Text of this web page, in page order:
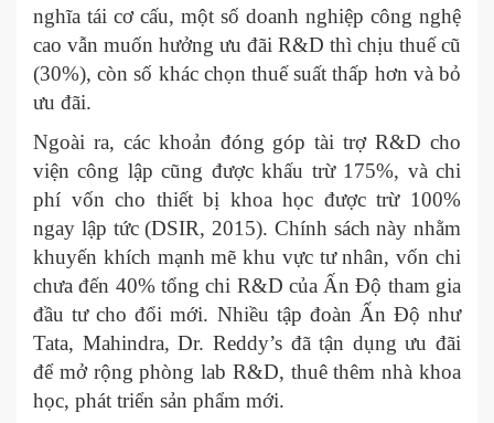
nghĩa tái cơ cấu, một số doanh nghiệp công nghệ
cao vẫn muốn hưởng ưu đãi R&D thì chịu thuế cũ
(30%), còn số khác chọn thuế suất thấp hơn và bỏ
ưu đãi.
Ngoài ra, các khoản đóng góp tài trợ R&D cho
viện công lập cũng được khấu trừ 175%, và chi
phí vốn cho thiết bị khoa học được trừ 100%
ngay lập tức (DSIR, 2015). Chính sách này nhằm
khuyến khích mạnh mẽ khu vực tư nhân, vốn chi
chưa đến 40% tổng chi R&D của Ấn Độ tham gia
đầu tư cho đổi mới. Nhiều tập đoàn Ấn Độ như
Tata, Mahindra, Dr. Reddy’s đã tận dụng ưu đãi
để mở rộng phòng lab R&D, thuê thêm nhà khoa
học, phát triển sản phẩm mới.